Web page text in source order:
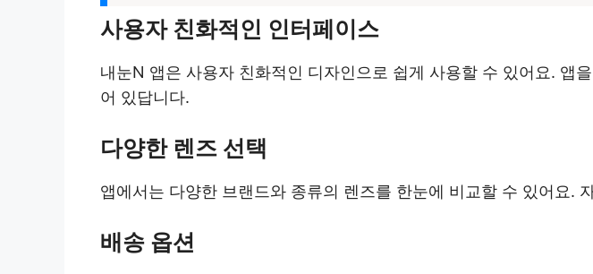
사용자 친화적인 인터페이스
내눈N 앱은 사용자 친화적인 디자인으로 쉽게 사용할 수 있어요. 앱
어 있답니다.
다양한 렌즈 선택
앱에서는 다양한 브랜드와 종류의 렌즈를 한눈에 비교할 수 있어요.
배송 옵션